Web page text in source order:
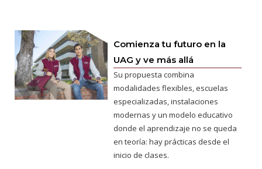
Comienza tu futuro en la
UAG y ve más allá
Su propuesta combina
modalidades flexibles, escuelas
especializadas, instalaciones
modernas y un modelo educativo
donde el aprendizaje no se queda
en teoría: hay prácticas desde el
inicio de clases.